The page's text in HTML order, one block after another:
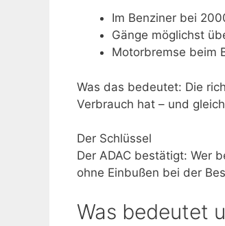
Im Benziner bei
Gänge möglichst
Motorbremse beim
Was das bedeutet: Die
Verbrauch hat – und
Der Schlüssel
Der ADAC bestätigt: Wer
ohne Einbußen bei der
Was bedeutet